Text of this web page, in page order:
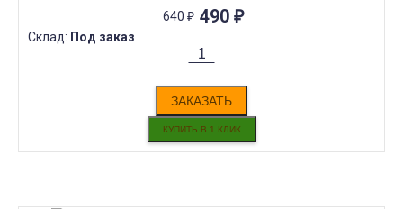
640₽ 490 ₽
Склад: Под заказ
ЗАКАЗАТЬ